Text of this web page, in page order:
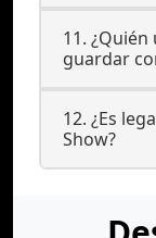
11.
guardar
12. ¿Es
Show?